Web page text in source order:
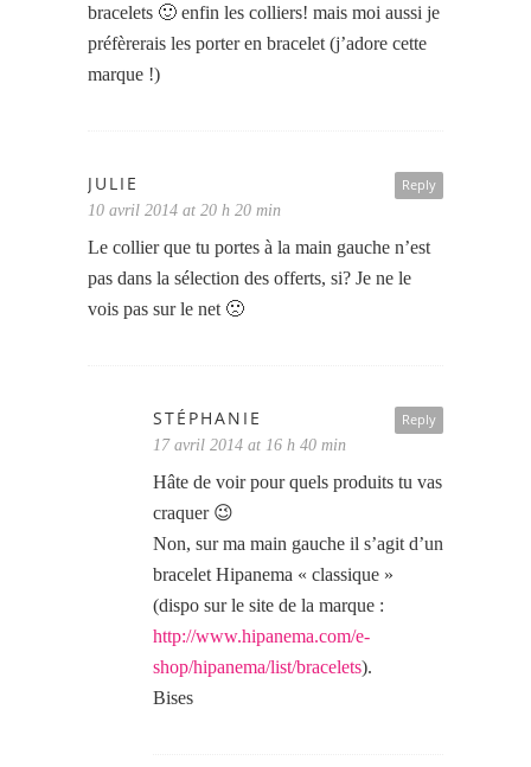
bracelets 🙂 enfin les colliers! mais moi aussi je
préfèrerais les porter en bracelet (j’adore cette
marque !)
Reply
JULIE
10 avril 2014 at 20 h 20 min
Le collier que tu portes à la main gauche n’est
pas dans la sélection des offerts, si? Je ne le
vois pas sur le net 🙁
Reply
STÉPHANIE
17 avril 2014 at 16 h 40 min
Hâte de voir pour quels produits tu vas
craquer 😉
Non, sur ma main gauche il s’agit d’un
bracelet Hipanema « classique »
(dispo sur le site de la marque :
http://www.hipanema.com/e-
shop/hipanema/list/bracelets).
Bises